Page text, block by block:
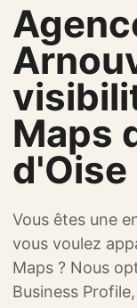
Maps
d'Oise
Vous êtes une
vous voulez
Maps ? Nous
Business